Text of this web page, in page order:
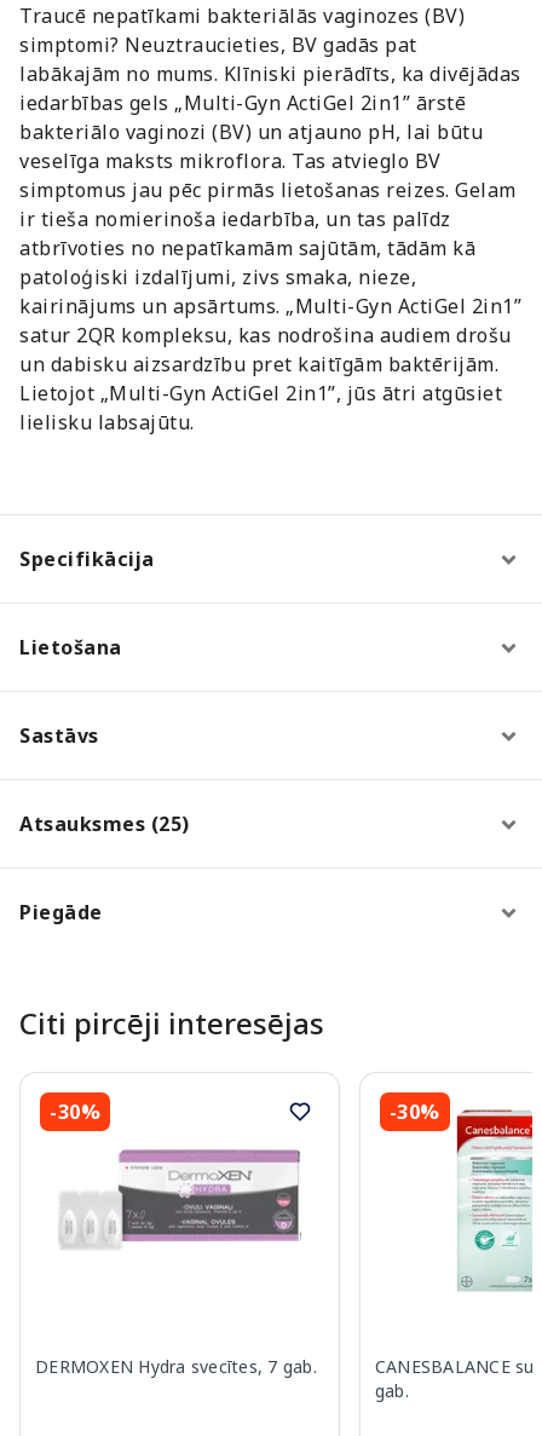
Traucē nepatīkami bakteriālās vaginozes (BV)
simptomi? Neuztraucieties, BV gadās pat
labākajām no mums. Klīniski pierādīts, ka divējādas
iedarbības gels „Multi-Gyn ActiGel 2in1” ārstē
bakteriālo vaginozi (BV) un atjauno pH, lai būtu
veselīga maksts mikroflora. Tas atvieglo BV
simptomus jau pēc pirmās lietošanas reizes. Gelam
ir tieša nomierinoša iedarbība, un tas palīdz
atbrīvoties no nepatīkamām sajūtām, tādām kā
patoloģiski izdalījumi, zivs smaka, nieze,
kairinājums un apsārtums. „Multi-Gyn ActiGel 2in1”
satur 2QR kompleksu, kas nodrošina audiem drošu
un dabisku aizsardzību pret kaitīgām baktērijām.
Lietojot „Multi-Gyn ActiGel 2in1”, jūs ātri atgūsiet
lielisku labsajūtu.
Specifikācija
Lietošana
Sastāvs
Atsauksmes (25)
Piegāde
Citi pircēji interesējas
-30%
DERMOXEN Hydra svecītes, 7 gab.
-30%
CANESBALANCE
gab.